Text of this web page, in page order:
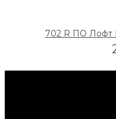
702 R ПО Лофт